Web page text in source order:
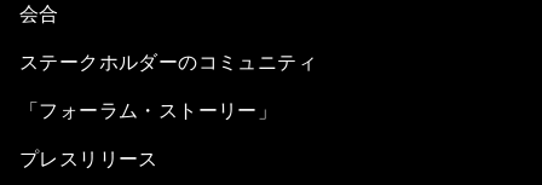
会合
ステークホルダーのコミュニティ
「フォーラム・ストーリー」
プレスリリース